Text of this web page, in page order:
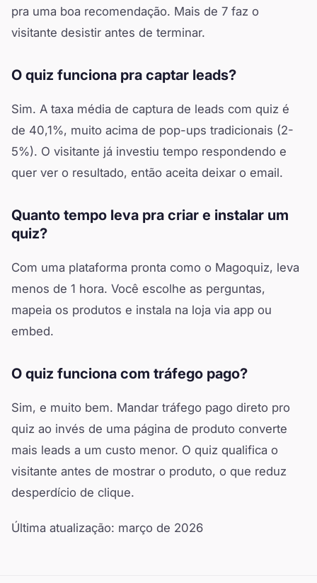
pra uma boa recomendação. Mais de 7 faz o
visitante desistir antes de terminar.
O quiz funciona pra captar leads?
Sim. A taxa média de captura de leads com quiz é
de 40,1%, muito acima de pop-ups tradicionais (2-
5%). O visitante já investiu tempo respondendo e
quer ver o resultado, então aceita deixar o email.
Quanto tempo leva pra criar e instalar um
quiz?
Com uma plataforma pronta como o Magoquiz, leva
menos de 1 hora. Você escolhe as perguntas,
mapeia os produtos e instala na loja via app ou
embed.
O quiz funciona com tráfego pago?
Sim, e muito bem. Mandar tráfego pago direto pro
quiz ao invés de uma página de produto converte
mais leads a um custo menor. O quiz qualifica o
visitante antes de mostrar o produto, o que reduz
desperdício de clique.
Última atualização: março de 2026